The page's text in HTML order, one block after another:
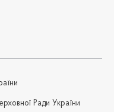
Ради України